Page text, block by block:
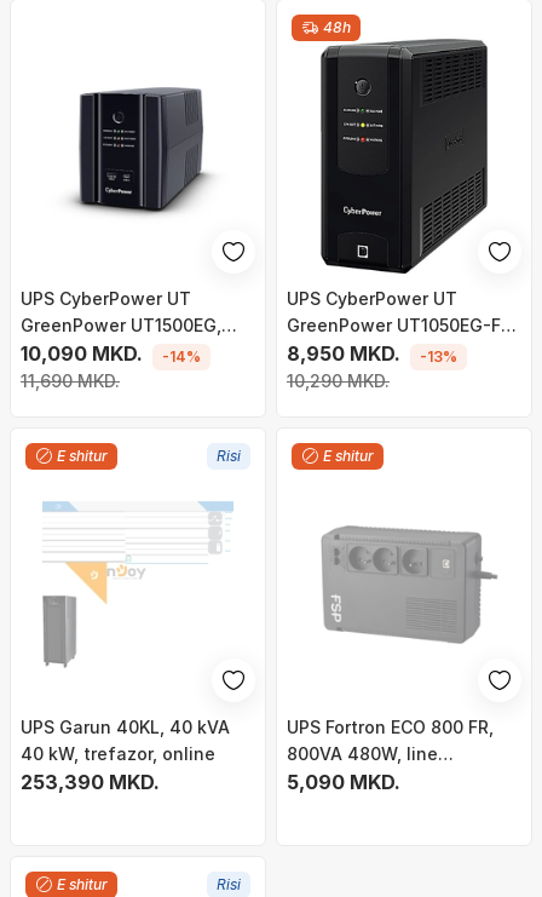
UPS CyberPower UT
GreenPower UT1500EG,
1500VA/900W, USB, priza
SHUKO
10,090 MKD.
11,690 MKD.
-14%
48h
UPS CyberPower UT
GreenPower UT1050EG-FR,
1050VA / 630W
8,950 MKD.
10,290 MKD.
-13%
E shitur Risi
UPS Garun 40KL, 40 kVA
40 kW, trefazor, online
253,390 MKD.
E shitur
UPS Fortron ECO 800 FR,
800VA 480W, line
interactive, i zi
5,090 MKD.
E shitur Risi